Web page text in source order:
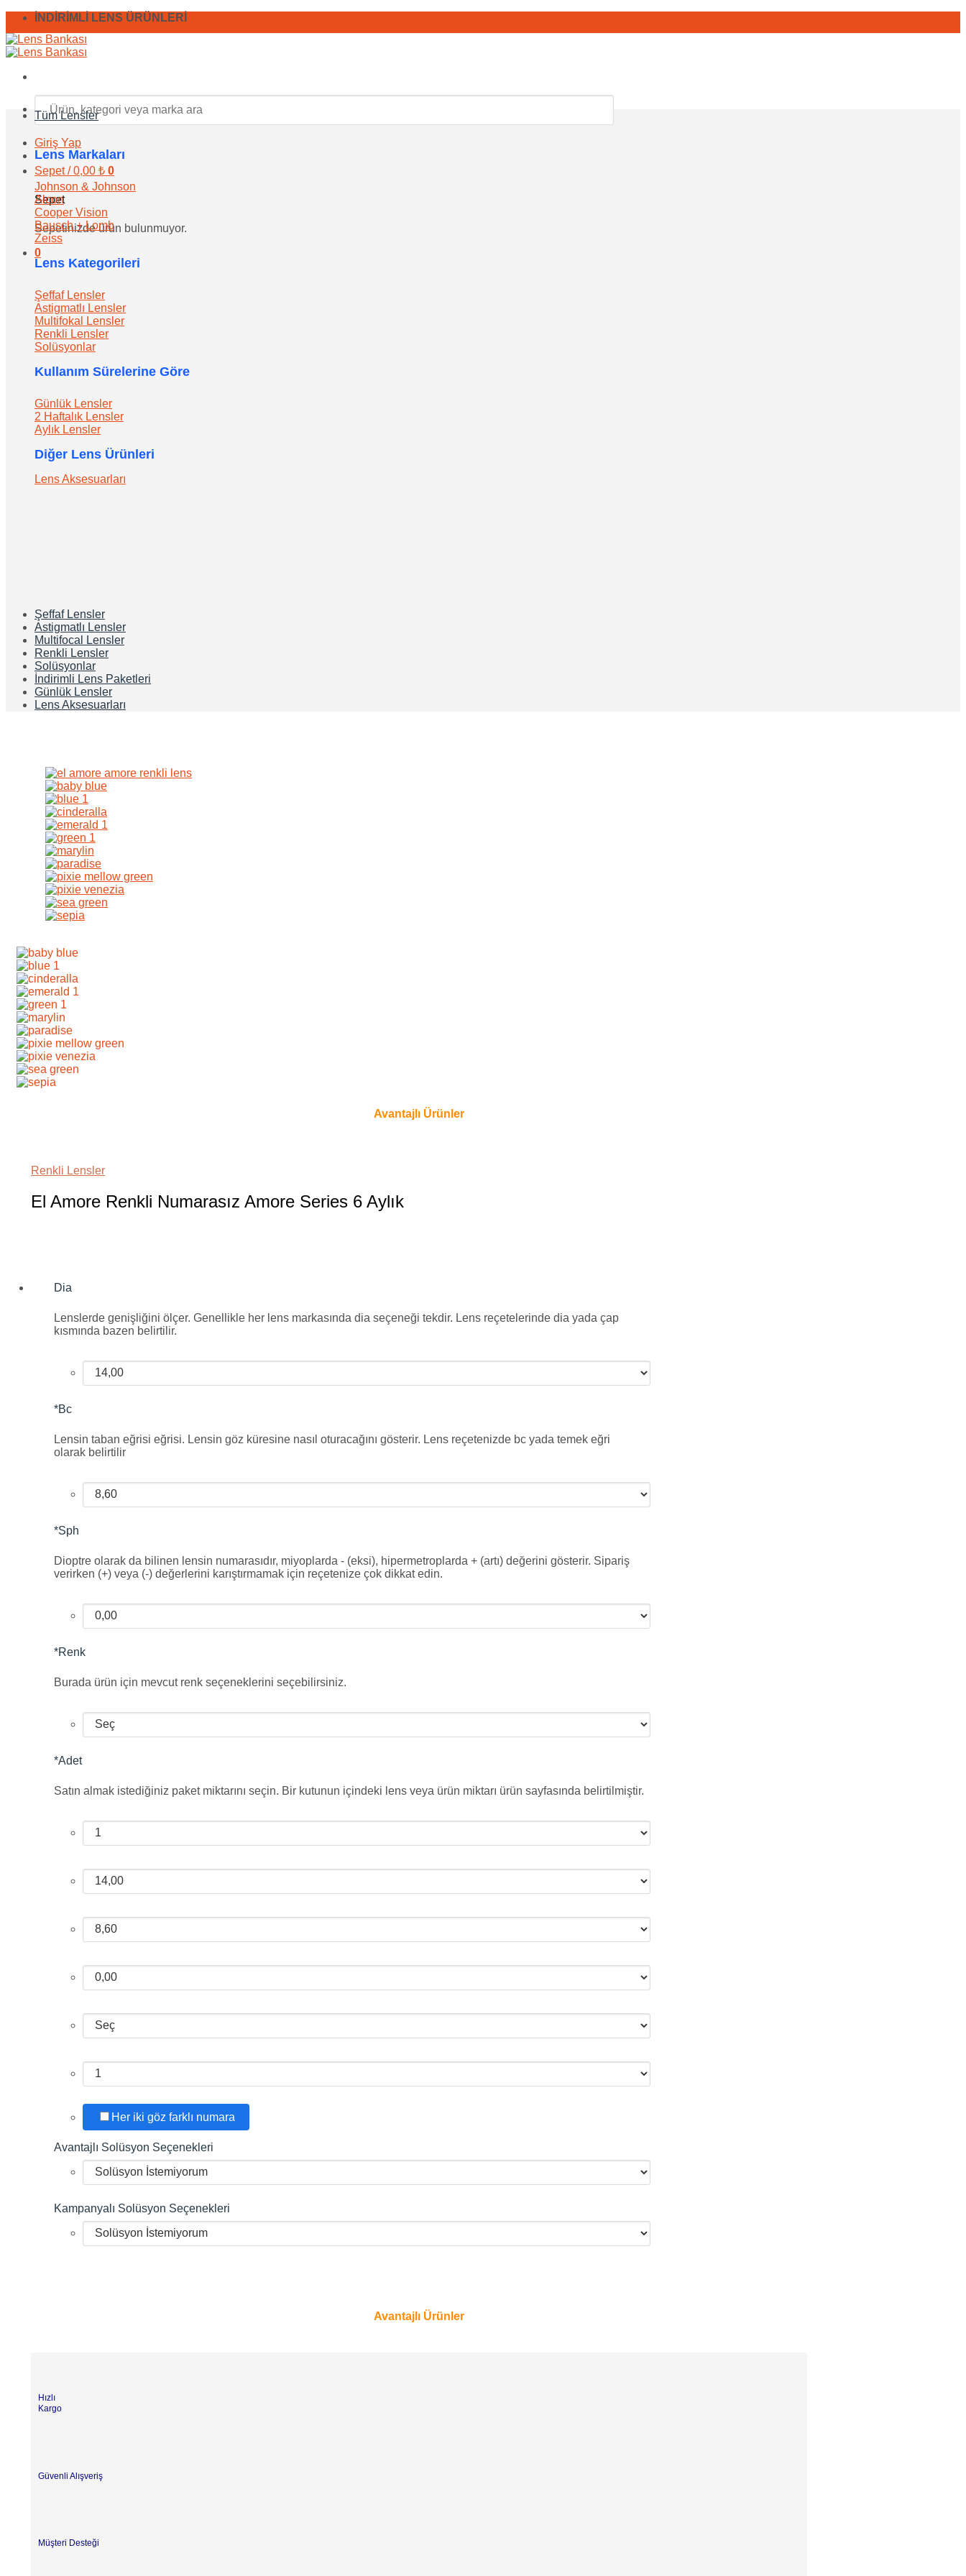
İçeriğeİNDİRİMLİ LENS ÜRÜNLERİ
Giriş Yap
Sepet /0,00 ₺ 0
Sepet
Sepetinizde ürün bulunmuyor.
0
Tüm Lensler
Lens Markaları
Johnson & Johnson
Alcon
Cooper Vision
Bausch + Lomb
Zeiss
Lens Kategorileri
Şeffaf Lensler
Astigmatlı Lensler
Multifokal Lensler
Renkli Lensler
Solüsyonlar
Kullanım Sürelerine Göre
Günlük Lensler
2 Haftalık Lensler
Aylık Lensler
Diğer Lens Ürünleri
Lens Aksesuarları
Şeffaf Lensler
Astigmatlı Lensler
Multifocal Lensler
Renkli Lensler
Solüsyonlar
İndirimli Lens Paketleri
Günlük Lensler
Lens Aksesuarları
Avantajlı Ürünler
Renkli Lensler
El Amore Renkli Numarasız Amore Series 6 Aylık
Dia
Lenslerde genişliğini ölçer. Genellikle her lens markasında dia seçeneği tekdir. Lens reçetelerinde dia yada çap
kısmında bazen belirtilir.
*Bc
Lensin taban eğrisi eğrisi. Lensin göz küresine nasıl oturacağını gösterir. Lens reçetenizde bc yada temek eğri
olarak belirtilir
*Sph
Dioptre olarak da bilinen lensin numarasıdır, miyoplarda - (eksi), hipermetroplarda + (artı) değerini gösterir. Sipariş
verirken (+) veya (-) değerlerini karıştırmamak için reçetenize çok dikkat edin.
*Renk
Burada ürün için mevcut renk seçeneklerini seçebilirsiniz.
*Adet
Satın almak istediğiniz paket miktarını seçin. Bir kutunun içindeki lens veya ürün miktarı ürün sayfasında belirtilmiştir.
Her iki göz farklı numara
Avantajlı Solüsyon Seçenekleri
Kampanyalı Solüsyon Seçenekleri
Avantajlı Ürünler
Hızlı
Kargo
Güvenli Alışveriş
Müşteri Desteği